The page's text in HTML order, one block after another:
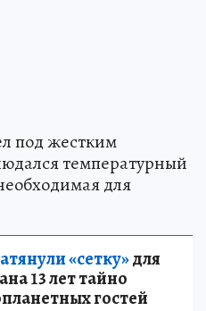
под жестким
температурный
для
«сетку»для
13 лет тайно
гостей